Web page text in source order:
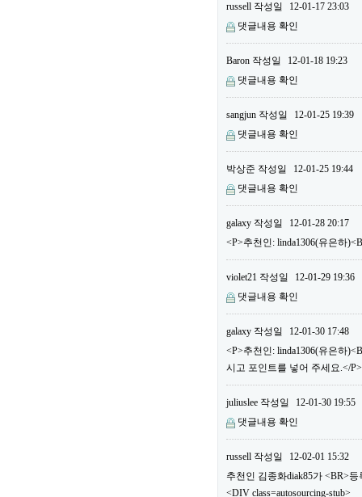
russell 작성일
12-01-17 23:03
댓글내용 확인
Baron 작성일
12-01-18 19:23
댓글내용 확인
sangjun 작성일
12-01-25 19:39
댓글내용 확인
박상준 작성일
12-01-25 19:44
댓글내용 확인
galaxy 작성일
12-01-28 20:17
<P>추천인: linda1306(유은하
violet21 작성일
12-01-29 19:36
댓글내용 확인
galaxy 작성일
12-01-30 17:48
<P>추천인: linda1306(유은하
시고 포인트를 넣어 주세요.</P>
juliuslee 작성일
12-01-30 19:55
댓글내용 확인
russell 작성일
12-02-01 15:32
추천인 김종화diak85가 <BR>
<DIV class=autosourcing-stub>